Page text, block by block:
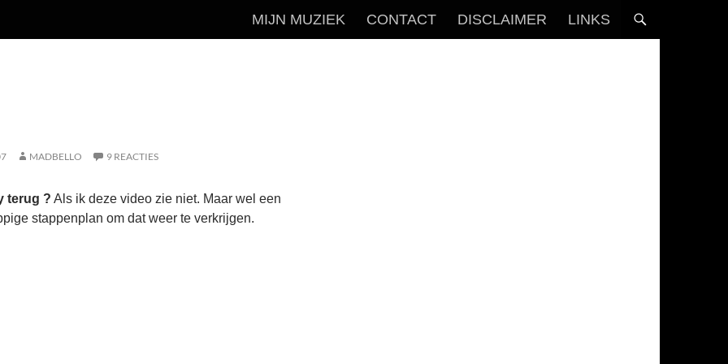
MIJN MUZIEK CONTACT DISCLAIMER LINKS
MADBELLO 9 REACTIES
terug ? Als ik deze video zie niet. Maar wel een
stappenplan om dat weer te verkrijgen.